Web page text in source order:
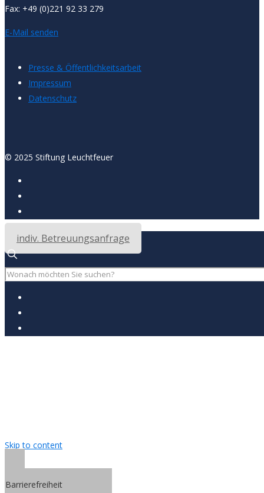
Fax: +49 (0)221 92 33 279
E-Mail senden
Presse & Öffentlichkeitsarbeit
Impressum
Datenschutz
© 2025 Stiftung Leuchtfeuer
indiv. Betreuungsanfrage
Skip to content
Barrierefreiheit